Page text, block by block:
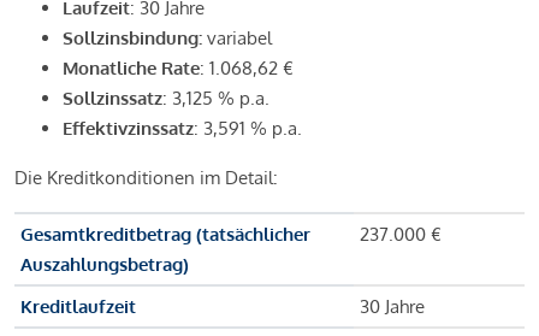
Laufzeit: 30 Jahre
Sollzinsbindung: variabel
Monatliche Rate: 1.068,62 €
Sollzinssatz: 3,125 % p.a.
Effektivzinssatz: 3,591 % p.a.
Die Kreditkonditionen im Detail:
Gesamtkreditbetrag (tatsächlicher
Auszahlungsbetrag)
237.000 €
Kreditlaufzeit
30 Jahre